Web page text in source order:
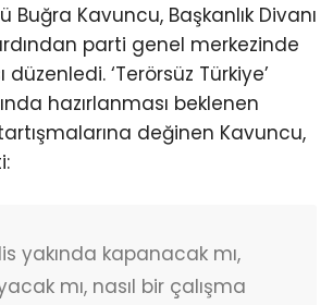
Buğra Kavuncu, Başkanlık Divanı
ardından parti genel merkezinde
düzenledi. ‘Terörsüz Türkiye’
hazırlanması beklenen
değinen Kavuncu,
yakında kapanacak mı,
mı, nasıl bir çalışma